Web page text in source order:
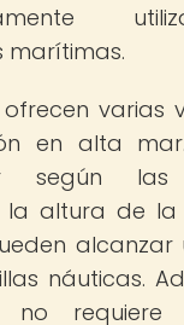
marítimas.
ofrecen varias
en alta
según las
la altura de la
alcanzar
náuticas.
requiere